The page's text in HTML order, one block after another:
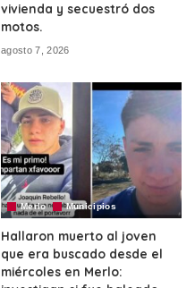
vivienda y secuestró dos
motos.
agosto 7, 2026
Merlo Municipios
Hallaron muerto al joven
que era buscado desde el
miércoles en Merlo: